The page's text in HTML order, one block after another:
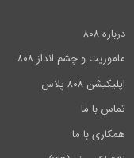
درباره ۸۰۸
ماموریت و چشم انداز ۸۰۸
اپلیکیشن ۸۰۸ پلاس
تماس با ما
همکاری با ما